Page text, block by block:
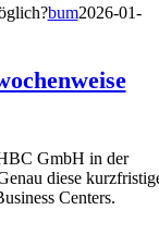
bum2026-01-
GmbH in der
diese
Centers.